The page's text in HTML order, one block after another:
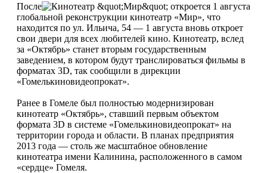
После
глобальной реконструкции кинотеатр «Мир», что
находится по ул. Ильича, 54 — 1 августа вновь откроет
свои двери для всех любителей кино. Кинотеатр, вслед
за «Октябрь» станет вторым государственным
заведением, в котором будут транслироваться фильмы в
форматах 3D, так сообщили в дирекции
«Гомелькиновидеопрокат».
Ранее в Гомеле был полностью модернизирован
кинотеатр «Октябрь», ставший первым объектом
формата 3D в системе «Гомелькиновидеопрокат» на
территории города и области. В планах предприятия
2013 года — столь же масштабное обновление
кинотеатра имени Калинина, расположенного в самом
«сердце» Гомеля.